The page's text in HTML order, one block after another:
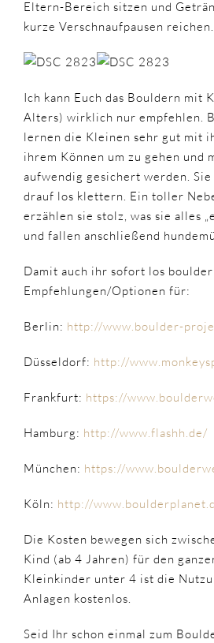
Eltern-Bereich sitzen und
kurze Verschnaufpausen reichen.
Ich kann Euch das Bouldern mit
Alters) wirklich nur empfehlen.
lernen die Kleinen sehr gut mit
ihrem Können um zu gehen und
aufwendig gesichert werden.
drauf los klettern. Ein toller
erzählen sie stolz, was sie alles
und fallen anschließend
Damit auch ihr sofort los
Empfehlungen/Optionen für:
Berlin: http://www.boulder-
Düsseldorf: http://
Frankfurt: https://
Hamburg: http://www.flashh.de/
München: https://
Köln: http://
Die Kosten bewegen sich
Kind (ab 4 Jahren) für den
Kleinkinder unter 4 ist die
Anlagen kostenlos.
Seid Ihr schon einmal zum